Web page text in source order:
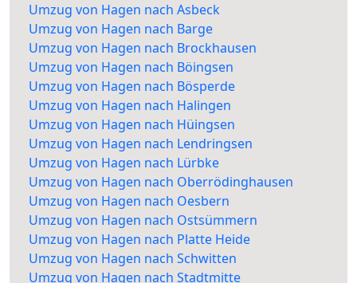
Umzug von Hagen nach Asbeck
Umzug von Hagen nach Barge
Umzug von Hagen nach Brockhausen
Umzug von Hagen nach Böingsen
Umzug von Hagen nach Bösperde
Umzug von Hagen nach Halingen
Umzug von Hagen nach Hüingsen
Umzug von Hagen nach Lendringsen
Umzug von Hagen nach Lürbke
Umzug von Hagen nach Oberrödinghausen
Umzug von Hagen nach Oesbern
Umzug von Hagen nach Ostsümmern
Umzug von Hagen nach Platte Heide
Umzug von Hagen nach Schwitten
Umzug von Hagen nach Stadtmitte